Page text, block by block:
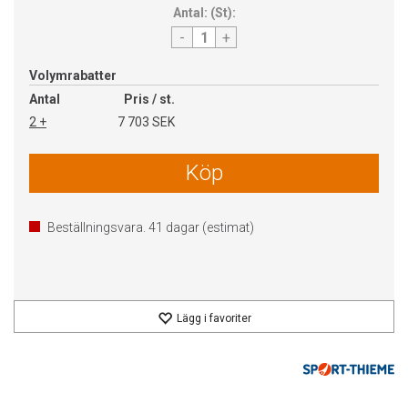
Antal: (St):
- +
Volymrabatter
Antal
Pris / st.
2 +
7 703 SEK
Köp
Beställningsvara. 41 dagar (estimat)
Lägg i favoriter